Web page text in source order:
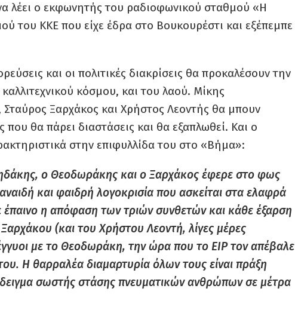
λέει ο εκφωνητής του ραδιοφωνικού σταθμού «Η
του ΚΚΕ που είχε έδρα στο Βουκουρέστι και εξέπεμπε
και οι πολιτικές διακρίσεις θα προκαλέσουν την
κόσμου, και του λαού. Μίκης
Ξαρχάκος και Χρήστος Λεοντής θα μπουν
θα πάρει διαστάσεις και θα εξαπλωθεί. Και ο
στην επιφυλλίδα του στο «Βήμα»:
ο Θεοδωράκης και ο Ξαρχάκος έφερε στο φως
και φαιδρή λογοκρισία που ασκείται στα ελαφρά
έπαινο η απόφαση των τριών συνθετών και κάθε έξαρση
(και του Χρήστου Λεοντή, λίγες μέρες
με το Θεοδωράκη, την ώρα που το ΕΙΡ τον απέβαλε
Η θαρραλέα διαμαρτυρία όλων τους είναι πράξη
σωστής στάσης πνευματικών ανθρώπων σε μέτρα